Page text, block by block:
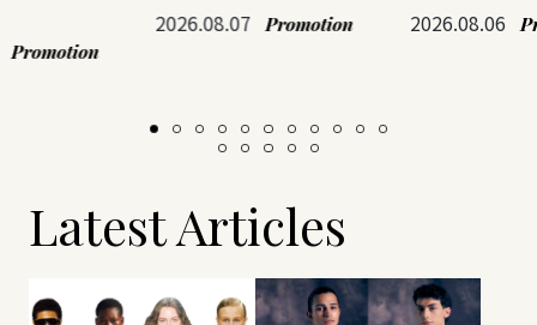
Promotion
2026.08.07 Promotion 2026.08.06
Latest Articles